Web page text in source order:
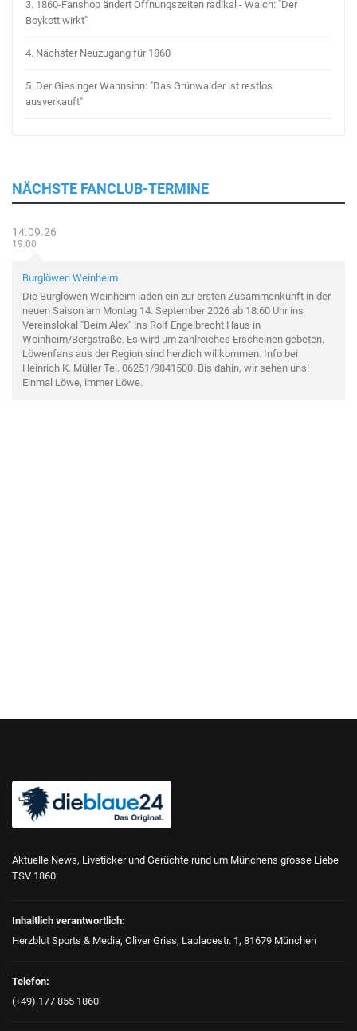
3. 1860-Fanshop ändert Öffnungszeiten radikal - Walch: "Der
Boykott wirkt"
4. Nächster Neuzugang für 1860
5. Der Giesinger Wahnsinn: "Das Grünwalder ist restlos
ausverkauft"
NÄCHSTE FANCLUB-TERMINE
14.09.26
19:00
Burglöwen Weinheim
Die Burglöwen Weinheim laden ein zur ersten Zusammenkunft in der
neuen Saison am Montag 14. September 2026 ab 18:60 Uhr ins
Vereinslokal "Beim Alex" ins Rolf Engelbrecht Haus in
Weinheim/Bergstraße. Es wird um zahlreiches Erscheinen gebeten.
Löwenfans aus der Region sind herzlich willkommen. Info bei
Heinrich K. Müller Tel. 06251/9841500. Bis dahin, wir sehen uns!
Einmal Löwe, immer Löwe.
Aktuelle News, Liveticker und Gerüchte rund um Münchens grosse Liebe
TSV 1860
Inhaltlich verantwortlich:
Herzblut Sports & Media, Oliver Griss, Laplacestr. 1, 81679 München
Telefon:
(+49) 177 855 1860